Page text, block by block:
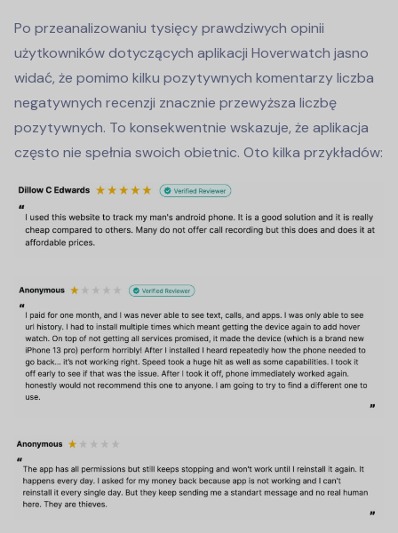
Po przeanalizowaniu tysięcy prawdziwych opinii
użytkowników dotyczących aplikacji Hoverwatch jasno
widać, że pomimo kilku pozytywnych komentarzy liczba
negatywnych recenzji znacznie przewyższa liczbę
pozytywnych. To konsekwentnie wskazuje, że aplikacja
często nie spełnia swoich obietnic. Oto kilka przykładów: